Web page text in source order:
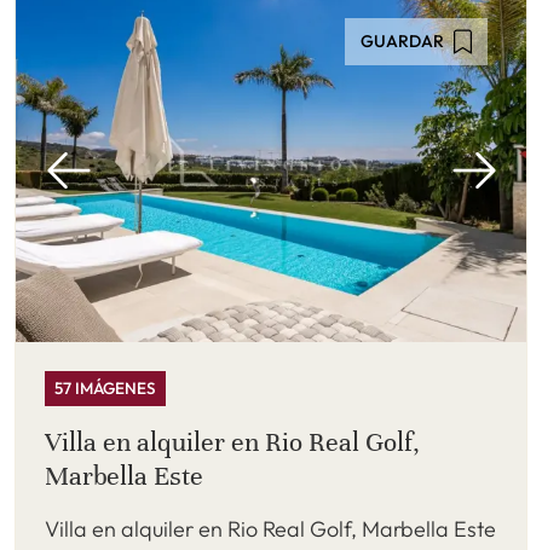
GUARDAR
57 IMÁGENES
Villa en alquiler en Rio Real Golf,
Marbella Este
Villa en alquiler en Rio Real Golf, Marbella Este